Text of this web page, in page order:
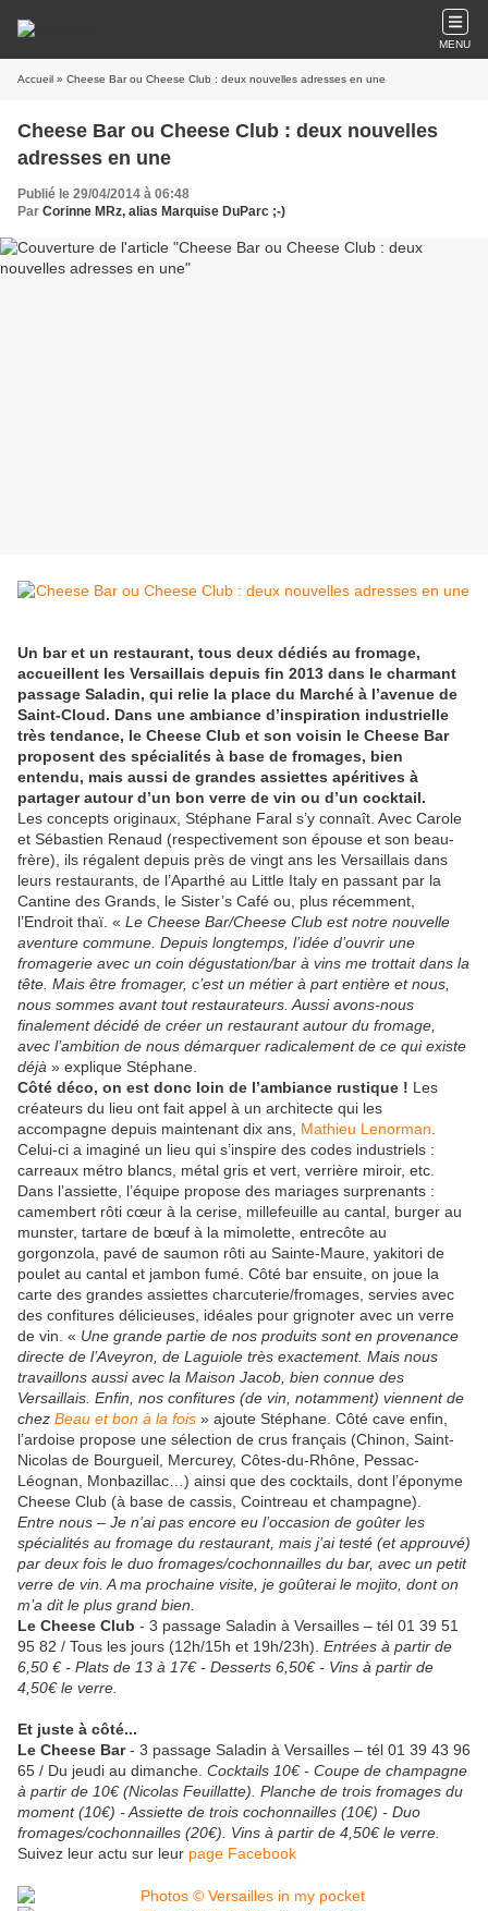
MENU
Accueil » Cheese Bar ou Cheese Club : deux nouvelles adresses en une
Cheese Bar ou Cheese Club : deux nouvelles
adresses en une
Publié le 29/04/2014 à 06:48
Par Corinne MRz, alias Marquise DuParc ;-)
Un bar et un restaurant, tous deux dédiés au fromage,
accueillent les Versaillais depuis fin 2013 dans le charmant
passage Saladin, qui relie la place du Marché à l’avenue de
Saint-Cloud. Dans une ambiance d’inspiration industrielle
très tendance, le Cheese Club et son voisin le Cheese Bar
proposent des spécialités à base de fromages, bien
entendu, mais aussi de grandes assiettes apéritives à
partager autour d’un bon verre de vin ou d’un cocktail.
Les concepts originaux, Stéphane Faral s’y connaît. Avec Carole
et Sébastien Renaud (respectivement son épouse et son beau-
frère), ils régalent depuis près de vingt ans les Versaillais dans
leurs restaurants, de l’Aparthé au Little Italy en passant par la
Cantine des Grands, le Sister’s Café ou, plus récemment,
l’Endroit thaï. « Le Cheese Bar/Cheese Club est notre nouvelle
aventure commune. Depuis longtemps, l’idée d’ouvrir une
fromagerie avec un coin dégustation/bar à vins me trottait dans la
tête. Mais être fromager, c’est un métier à part entière et nous,
nous sommes avant tout restaurateurs. Aussi avons-nous
finalement décidé de créer un restaurant autour du fromage,
avec l’ambition de nous démarquer radicalement de ce qui existe
déjà » explique Stéphane.
Côté déco, on est donc loin de l’ambiance rustique ! Les
créateurs du lieu ont fait appel à un architecte qui les
accompagne depuis maintenant dix ans, Mathieu Lenorman
Celui-ci a imaginé un lieu qui s’inspire des codes industriels :
carreaux métro blancs, métal gris et vert, verrière miroir, etc.
Dans l’assiette, l’équipe propose des mariages surprenants :
camembert rôti cœur à la cerise, millefeuille au cantal, burger au
munster, tartare de bœuf à la mimolette, entrecôte au
gorgonzola, pavé de saumon rôti au Sainte-Maure, yakitori de
poulet au cantal et jambon fumé. Côté bar ensuite, on joue la
carte des grandes assiettes charcuterie/fromages, servies avec
des confitures délicieuses, idéales pour grignoter avec un verre
de vin. « Une grande partie de nos produits sont en provenance
directe de l’Aveyron, de Laguiole très exactement. Mais nous
travaillons aussi avec la Maison Jacob, bien connue des
Versaillais. Enfin, nos confitures (de vin, notamment) viennent de
chez Beau et bon à la fois » ajoute Stéphane. Côté cave enfin,
l’ardoise propose une sélection de crus français (Chinon, Saint-
Nicolas de Bourgueil, Mercurey, Côtes-du-Rhône, Pessac-
Léognan, Monbazillac…) ainsi que des cocktails, dont l’éponyme
Cheese Club (à base de cassis, Cointreau et champagne).
Entre nous – Je n’ai pas encore eu l’occasion de goûter les
spécialités au fromage du restaurant, mais j’ai testé (et approuvé)
par deux fois le duo fromages/cochonnailles du bar, avec un petit
verre de vin. A ma prochaine visite, je goûterai le mojito, dont on
m’a dit le plus grand bien.
Le Cheese Club - 3 passage Saladin à Versailles – tél 01 39 51
95 82 / Tous les jours (12h/15h et 19h/23h). Entrées à partir de
6,50 € - Plats de 13 à 17€ - Desserts 6,50€ - Vins à partir de
4,50€ le verre.
Et juste à côté...
Le Cheese Bar- 3 passage Saladin à Versailles – tél 01 39 43 96
65 / Du jeudi au dimanche. Cocktails 10€ - Coupe de champagne
à partir de 10€ (Nicolas Feuillatte). Planche de trois fromages du
moment (10€) - Assiette de trois cochonnailles (10€) - Duo
fromages/cochonnailles (20€). Vins à partir de 4,50€ le verre.
Suivez leur actu sur leur page Facebook